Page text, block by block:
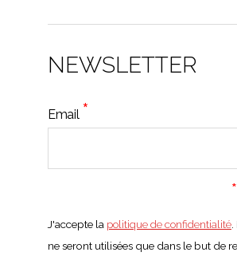
NEWSLETTER
Email *
*
J'accepte la politique de confidentialité
ne seront utilisées que dans le but de